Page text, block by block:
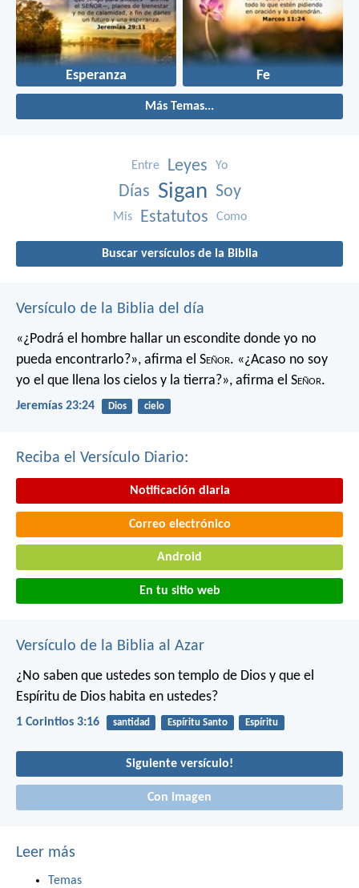
Esperanza Fe
Más Temas...
Entre Leyes Yo
Días Sigan Soy
Mis Estatutos Como
Buscar versículos de la Biblia
Versículo de la Biblia del día
«¿Podrá el hombre hallar un escondite donde yo no
pueda encontrarlo?», afirma el Señor. «¿Acaso no soy
yo el que llena los cielos y la tierra?», afirma el Señor.
Jeremías 23:24 Dios cielo
Reciba el Versículo Diario:
Notificación diaria
Correo electrónico
Android
En tu sitio web
Versículo de la Biblia al Azar
¿No saben que ustedes son templo de Dios y que el
Espíritu de Dios habita en ustedes?
1 Corintios 3:16 santidad Espíritu Santo Espíritu
Siguiente versículo!
Con imagen
Leer más
Temas